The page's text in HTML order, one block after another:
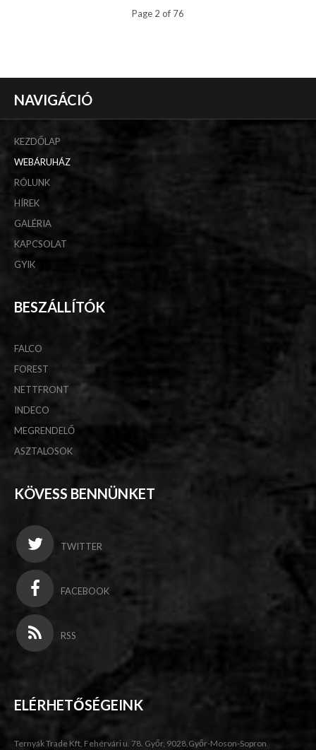
Page 2 of 76
NAVIGÁCIÓ
KEZDŐLAP
WEBÁRUHÁZ
RÓLUNK
HÍREK
GALÉRIA
KAPCSOLAT
GYIK
BESZÁLLÍTÓK
FALCO
FOREST
NETTFRONT
INDECO
MEGRENDELŐ
ASZTALOSOK
KÖVESS BENNÜNKET
TWITTER
FACEBOOK
RSS
ELÉRHETŐSÉGEINK
Ternyák Trade Kft, Fehérvári u. 78. Győr, 9028,Győr-Moson-Sopron